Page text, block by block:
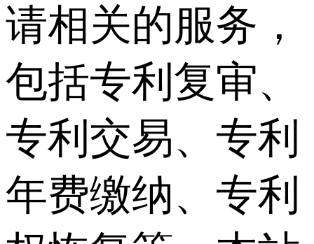
请相关的服务，
包括专利复审、
专利交易、专利
年费缴纳、专利